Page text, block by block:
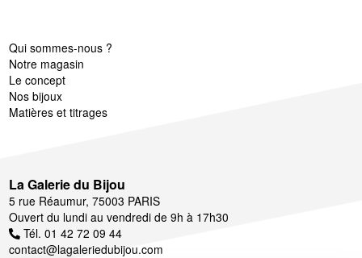
Qui sommes-nous ?
Notre magasin
Le concept
Nos bijoux
Matières et titrages
La Galerie du Bijou
5 rue Réaumur, 75003 PARIS
Ouvert du lundi au vendredi de 9h à 17h30
Tél. 01 42 72 09 44
contact@lagaleriedubijou.com